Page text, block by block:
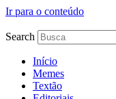
Ir para o conteúdo
Search
Início
Memes
Textão